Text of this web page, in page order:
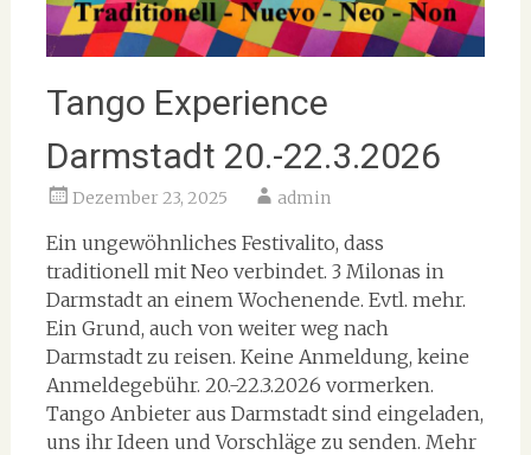
Tango Experience
Darmstadt 20.-22.3.2026
Dezember 23, 2025 admin
Ein ungewöhnliches Festivalito, dass
traditionell mit Neo verbindet. 3 Milonas in
Darmstadt an einem Wochenende. Evtl. mehr.
Ein Grund, auch von weiter weg nach
Darmstadt zu reisen. Keine Anmeldung, keine
Anmeldegebühr. 20.-22.3.2026 vormerken.
Tango Anbieter aus Darmstadt sind eingeladen,
uns ihr Ideen und Vorschläge zu senden. Mehr